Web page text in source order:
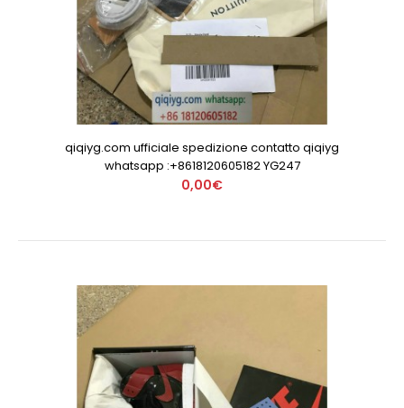
qiqiyg.com ufficiale spedizione contatto qiqiyg
whatsapp :+8618120605182 YG247
0,00€